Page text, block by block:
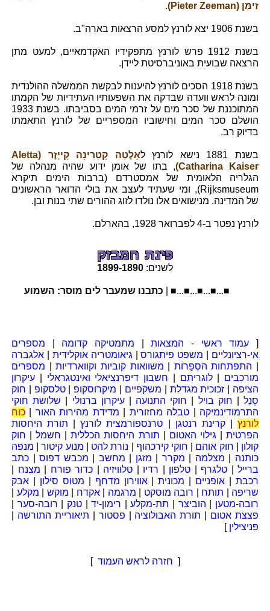
זִימַן (Pieter Zeeman)
.
בשנת 1906 יצא לורנץ למסע הרצאות בארה"ב.
בשנת 1912 פרש לורנץ מתפקידיו האקדמאיים, למעט מתן
הרצאה שבועית באוניברסיטת ליידן.
בשנת 1918 הסכים לורנץ להיענות לבקשת הממשלה ההולנדית
ומונה לראש וועדה שבדקה את השפעותיו העתידיות של הקמתו
המתוכננת של סכר מים על זרמי המים בסביבתו. בשנת 1933
הושלם סכר המים וחישוביו המספריים של לורנץ התאמתו
בדיוק רב.
בשנת 1881 נישא לורנץ ל
אָלֶטַה קָטַרִינָה קָייְזֶר (Aletta
Catharina Kaiser) , בתו של אומן ידוע שהיה מנהלה של
הגלריה הלאומית של אמסטרדם (ברבות הימים תיקרא
Rijksmuseum), ומי שעתיד לעצב את בולי הדואר הראשונים
של המדינה. מנישואים אלו נולדו לזוג ההורים שתי בנות ובן.
לורנץ נפטר ב-4 לפברואר 1928, בהארלם.
לשנים: 1899-1890
■...■...■...■...■ | כתבנו שמעבר לים מוסר: השמועות על
[ עמוד ראשי - המצאות| מתמטיקה קדומה
מספרים
אי-רציונליים
משפט פיתגורס| גיאומטריה אוקלידית
אלגברה
התפתחות הסְפַרוֹת משוואות קוביות וקווארדיות| מספרים
מורכבים |לוגריתם חשבון דיפרנציאלי ואינטגראלי
עיקרון
הציפה
זכוכית מגדלת משקפיים מיקרוסקופ |טלסקופ
חוק
סְנֵל| חוק בויל חוקי התנועה |עיקרון ברנולי
שלושת חוקי
התרמודינמיקה
טבלה מחזורית מדידת מהירות האור
כוח
לורנץ|קרינת רנטגן טרנספורמצית לורנץ| תורת היחסות
הפרטית| גילוי האטום תורת היחסות הכללית| חשמל| חוק
קולון
חוק אוהם חוקי קירכהוף נורת להט מנוע קיטור| מנפה
כותנה
מצלמה מקרר מזגן מחשב מכבש דפוס| כתב
ברייל
טלגרף טלפון רדיו טלוויזיה כדור פורח מצנח
רכבת| אופניים מכונית|אווירון מדחף מטוס סילון
אבק
שריפה
תותח רובה מוסקט מרגמה |אקדח מוקש מקלע
רובה-מטען
הוביצר תת-מקלע| רימון-יד|טנק רובה-סער
פצצת אטום
תורת האבולוציה פסטור תיאוריית התורשה
פניצילין ]
[ חזרה לראש העמוד ]